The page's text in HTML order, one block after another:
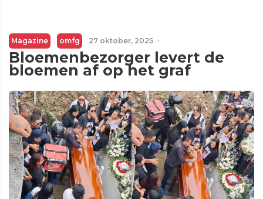
Magazine omfg 27 oktober, 2025 ·
Bloemenbezorger levert de
bloemen af op het graf